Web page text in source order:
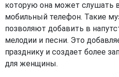
которую она может слушать
мобильный телефон. Такие
позволяют добавить в
мелодии и песни. Это
празднику и создает более
для женщины.